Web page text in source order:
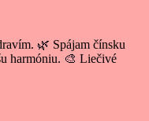
🌿 Spájam čínsku
harmóniu. 🎨 Liečivé